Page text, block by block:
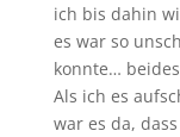
ich bis dahin
es war so
konnte…
Als ich es
war es da,